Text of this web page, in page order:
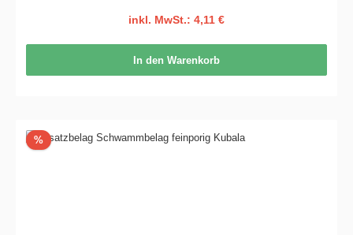
inkl. MwSt.: 4,11 €
In den Warenkorb
%Rabatt